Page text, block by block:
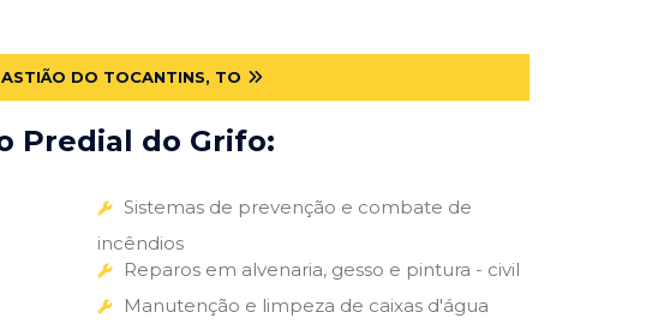
DO TOCANTINS, TO
Predial do Grifo:
Sistemas de prevenção e combate de
incêndios
Reparos em alvenaria, gesso e pintura - civil
Manutenção e limpeza de caixas d'água